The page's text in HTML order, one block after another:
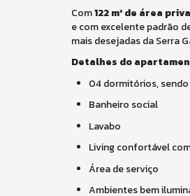
Com122 m² de área
e com excelente padrão
mais desejadas da Serra
Detalhes do
04 dormitórios, sendo
Banheiro social
Lavabo
Living confortável
Área de serviço
Ambientes bem